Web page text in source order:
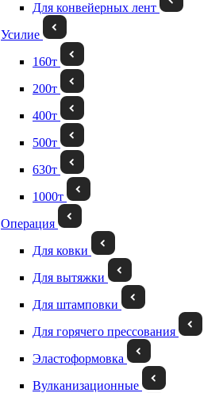
Для конвейерных лент
Усилие
160т
200т
400т
500т
630т
1000т
Операция
Для ковки
Для вытяжки
Для штамповки
Для горячего прессования
Эластоформовка
Вулканизационные